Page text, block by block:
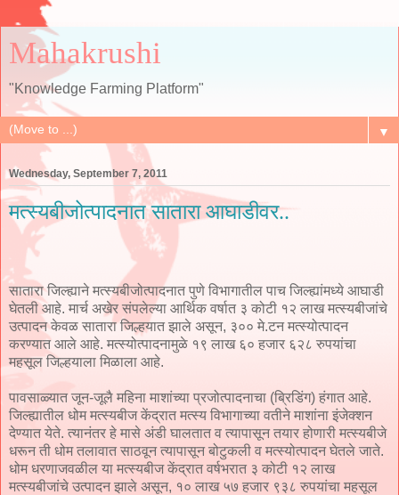
Mahakrushi
"Knowledge Farming Platform"
▼
Wednesday, September 7, 2011
मत्स्यबीजोत्पादनात सातारा आघाडीवर..
सातारा जिल्ह्याने मत्स्यबीजोत्पादनात पुणे विभागातील पाच जिल्ह्यांमध्ये आघाडी
घेतली आहे. मार्च अखेर संपलेल्या आर्थिक वर्षात ३ कोटी १२ लाख मत्स्यबीजांचे
उत्पादन केवळ सातारा जिल्हयात झाले असून, ३०० मे.टन मत्स्योत्पादन
करण्यात आले आहे. मत्स्योत्पादनामुळे १९ लाख ६० हजार ६२८ रुपयांचा
महसूल जिल्हयाला मिळाला आहे.
पावसाळ्यात जून-जूलै महिना माशांच्या प्रजोत्पादनाचा (ब्रिडिंग) हंगात आहे.
जिल्ह्यातील धोम मत्स्यबीज केंद्रात मत्स्य विभागाच्या वतीने माशांना इंजेक्शन
देण्यात येते. त्यानंतर हे मासे अंडी घालतात व त्यापासून तयार होणारी मत्स्यबीजे
धरून ती धोम तलावात साठवून त्यापासून बोटुकली व मत्स्योत्पादन घेतले जाते.
धोम धरणाजवळील या मत्स्यबीज केंद्रात वर्षभरात ३ कोटी १२ लाख
मत्स्यबीजांचे उत्पादन झाले असून, १० लाख ५७ हजार ९३८ रुपयांचा महसूल